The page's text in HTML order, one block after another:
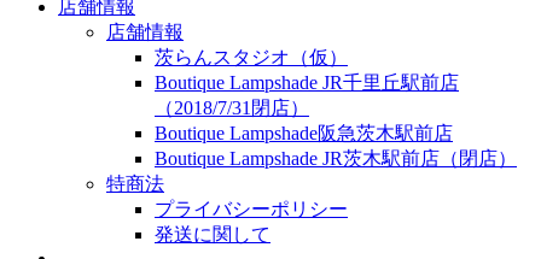
店舗情報
店舗情報
茨らんスタジオ（仮）
Boutique Lampshade JR千里丘駅前店
（2018/7/31閉店）
Boutique Lampshade阪急茨木駅前店
Boutique Lampshade JR茨木駅前店（閉店）
特商法
プライバシーポリシー
発送に関して